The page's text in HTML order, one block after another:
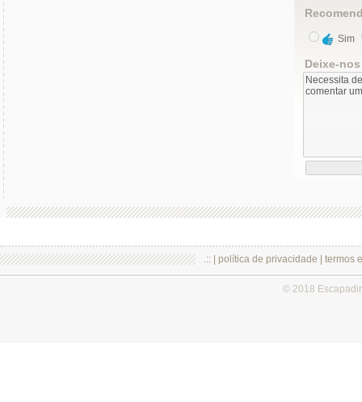
Sim
Deixe-
.:: | política de privacidade termos
© 2018